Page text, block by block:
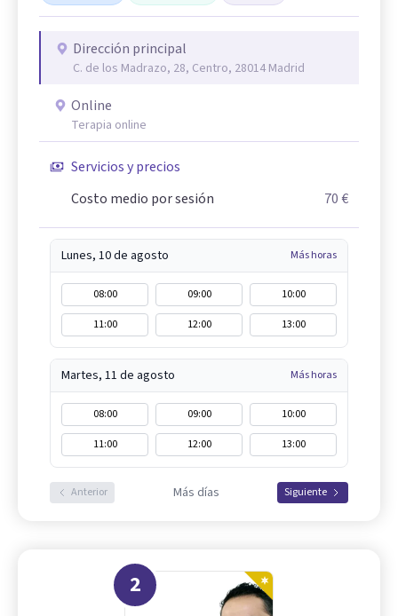
Dirección principal
C. de los Madrazo, 28, Centro, 28014 Madrid
Online
Terapia online
Servicios y precios
Costo medio por sesión
70 €
Lunes, 10 de agosto Más horas
08:00 09:00
10:00
11:00
12:00 13:00
Martes, 11 de agosto Más horas
08:00 09:00
10:00
11:00
12:00 13:00
Anterior Más días Siguiente
2